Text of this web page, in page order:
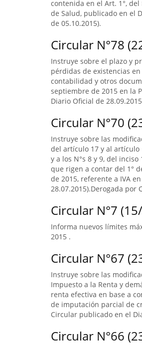
contenida en el Art. 1°,
de Salud, publicado en el
de 05.10.2015).
Circular N°78
Instruye sobre el plazo y
pérdidas de existencias
contabilidad y otros
septiembre de 2015 en la
Diario Oficial de
Circular N°70
Instruye sobre las
del artículo 17 y al artículo
y a los N°s 8 y 9, del
que rigen a contar del 1°
de 2015, referente a IVA
28.07.2015).Derogada por
Circular N°7
Informa nuevos límites
2015 .
Circular N°67
Instruye sobre las
Impuesto a la Renta y
renta efectiva en base a
de imputación parcial de
Circular publicado en el
Circular N°66